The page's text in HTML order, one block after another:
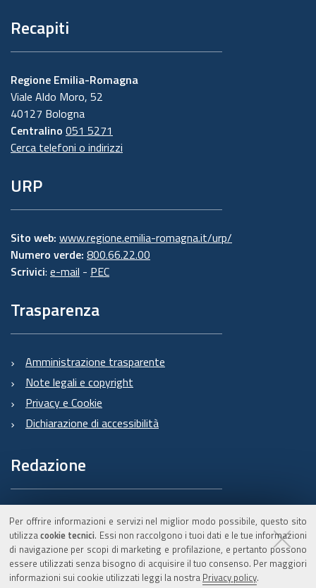
Per offrire informazioni e servizi nel miglior modo possibile, questo sito
utilizzacookie tecnici. Essi non raccolgono i tuoi dati e le tue informazioni
di navigazione per scopi di marketing e profilazione, e pertanto possono
essere utilizzati senza bisogno di acquisire il tuo consenso. Per maggiori
informazioni sui cookie utilizzati leggi la nostra Privacy policy.
Recapiti
Regione Emilia-Romagna
Viale Aldo Moro, 52
40127 Bologna
Centralino 051 5271
Cerca telefoni o indirizzi
URP
Sito web: www.regione.emilia-romagna.it/urp/
Numero verde: 800.66.22.00
Scrivici: e-mail - PEC
Trasparenza
Amministrazione trasparente
Note legali e copyright
Privacy e Cookie
Dichiarazione di accessibilità
Redazione
Informazioni sul Burert
e contatti